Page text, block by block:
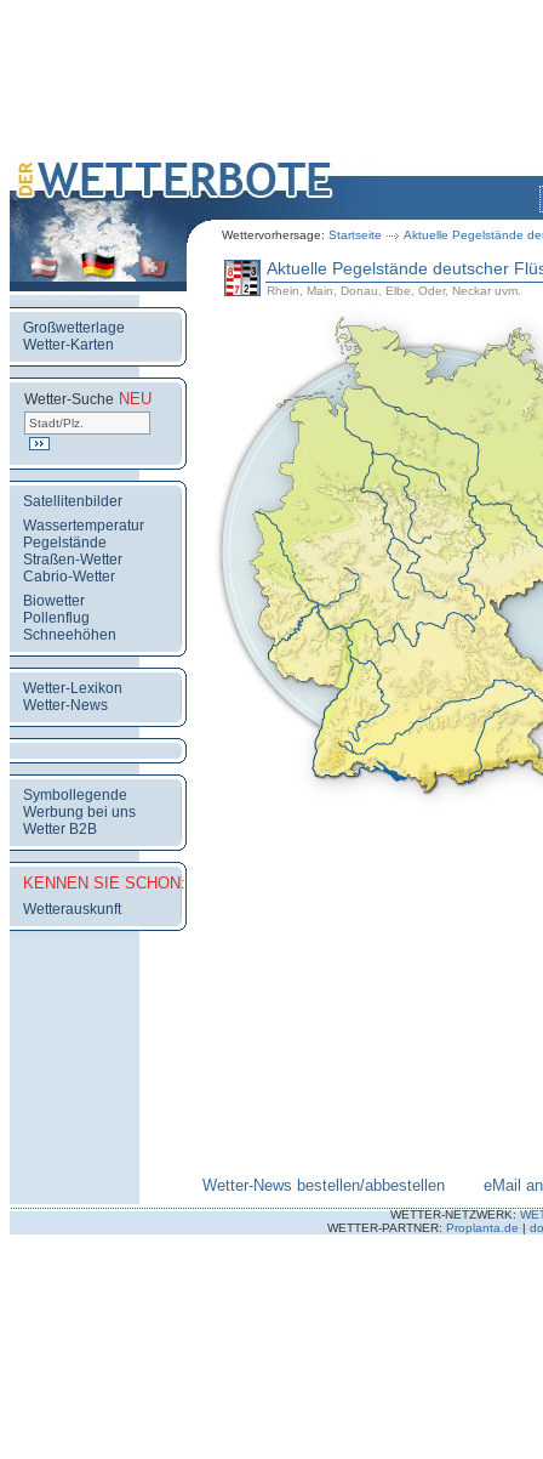
Wettervorhersage: Startseite Aktuelle Pegelstände
Großwetterlage
Wetter-Karten
Wetter-Suche NEU
Satellitenbilder
Wassertemperatur
Pegelstände
Straßen-Wetter
Cabrio-Wetter
Biowetter
Pollenflug
Schneehöhen
Wetter-Lexikon
Wetter-News
Symbollegende
Werbung bei uns
Wetter B2B
KENNEN SIE SCHON:
Wetterauskunft
Aktuelle Pegelstände deutscher
Rhein, Main, Donau, Elbe, Oder, Neckar uvm.
Wetter-News bestellen/abbestellen eMail
WETTER-NETZWERK:
WETTER-PARTNER: Proplanta.de |